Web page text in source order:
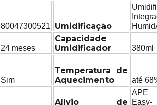
80047300521 Umidificação
24 meses
Capacidade
Umidificador
380ml
Sim
Temperatura de
Aquecimento
até
Alívio de
APE
Easy-